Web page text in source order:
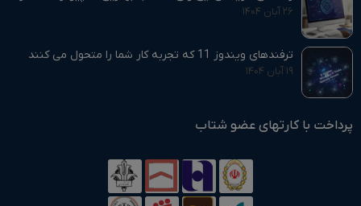
۲۶ آبان ۱۴۰۴
ترفندهای ویندوز 11 که تجربه کار شما را متحول می‌ کنند
۱۹ آبان ۱۴۰۴
پرداخت با کارتهای عضو شتاب